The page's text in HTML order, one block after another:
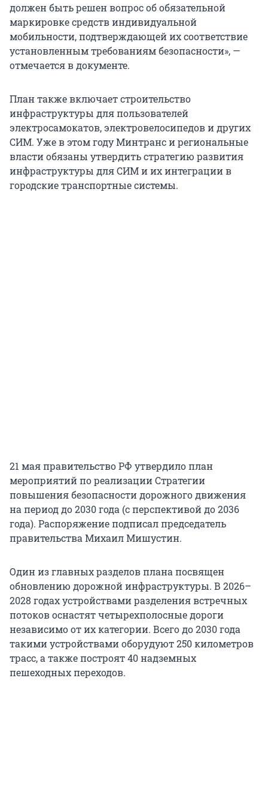
должен быть решен вопрос об обязательной
маркировке средств индивидуальной
мобильности, подтверждающей их соответствие
установленным требованиям безопасности», —
отмечается в документе.
План также включает строительство
инфраструктуры для пользователей
электросамокатов, электровелосипедов и других
СИМ. Уже в этом году Минтранс и региональные
власти обязаны утвердить стратегию развития
инфраструктуры для СИМ и их интеграции в
городские транспортные системы.
21 мая правительство РФ утвердило план
мероприятий по реализации Стратегии
повышения безопасности дорожного движения
на период до 2030 года (с перспективой до 2036
года). Распоряжение подписал председатель
правительства Михаил Мишустин.
Один из главных разделов плана посвящен
обновлению дорожной инфраструктуры. В 2026–
2028 годах устройствами разделения встречных
потоков оснастят четырехполосные дороги
независимо от их категории. Всего до 2030 года
такими устройствами оборудуют 250 километров
трасс, а также построят 40 надземных
пешеходных переходов.